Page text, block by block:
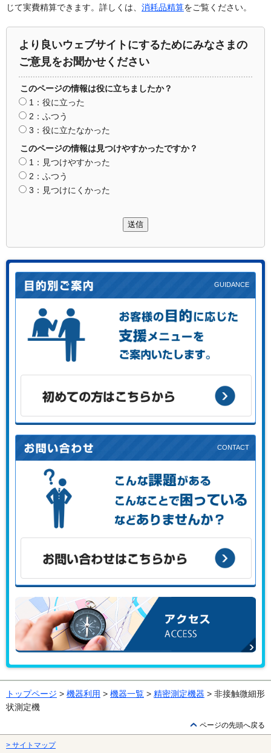
じて実費精算できます。詳しくは、 消耗品精算をご覧ください。
より良いウェブサイトにするためにみなさまの
ご意見をお聞かせください
このページの情報は役に立ちましたか？
1：役に立った
2：ふつう
3：役に立たなかった
このページの情報は見つけやすかったですか？
1：見つけやすかった
2：ふつう
3：見つけにくかった
送信
お客様の目的に応じた支援メニューをご案内します。
初めての方はこちらから
こんな課題がある、こんなことで困っている、などありませ
お問い合わせはこちらから
トップページ > 機器利用 > 機器一覧 > 精密測定機器 > 非接触微細形
状測定機
ページの先頭へ戻る
> サイトマップ